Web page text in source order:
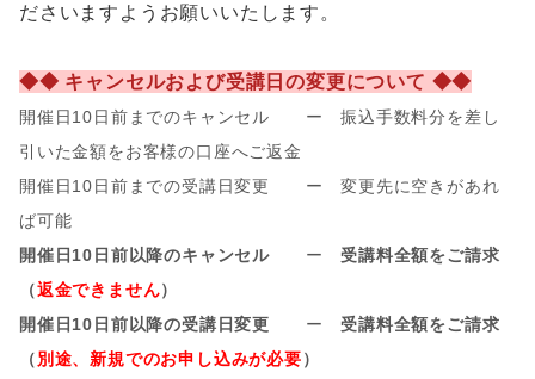
ださいますようお願いいたします。
◆◆ キャンセルおよび受講日の変更について ◆◆
開催日10日前までのキャンセル ー 振込手数料分を差し
引いた金額をお客様の口座へご返金
開催日10日前までの受講日変更 ー 変更先に空きがあれ
ば可能
開催日10日前以降のキャンセル ー受講料全額をご請求
（返金できません）
開催日10日前以降の受講日変更 ー受講料全額をご請求
（別途、新規でのお申し込みが必要）